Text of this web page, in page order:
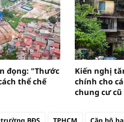
đọng: "Thước
thể chế
Kiến nghị
chính cho
chung cư cũ
BĐS TPHCM Căn hộ